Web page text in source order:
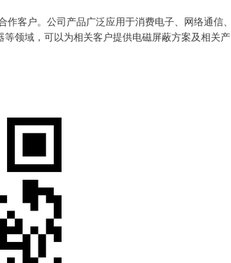
客户。公司产品广泛应用于消费电子、网络通信、
领域，可以为相关客户提供电磁屏蔽方案及相关产